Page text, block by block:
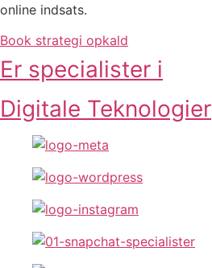
online indsats.
Book strategi opkald
Er specialister i
Digitale Teknologier